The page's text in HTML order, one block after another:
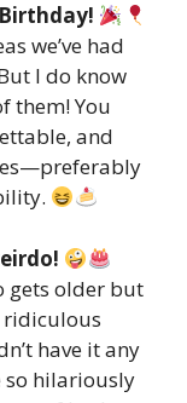
we’ve had
I do know
them! You
and
gets older but
ridiculous
have it any
so hilariously